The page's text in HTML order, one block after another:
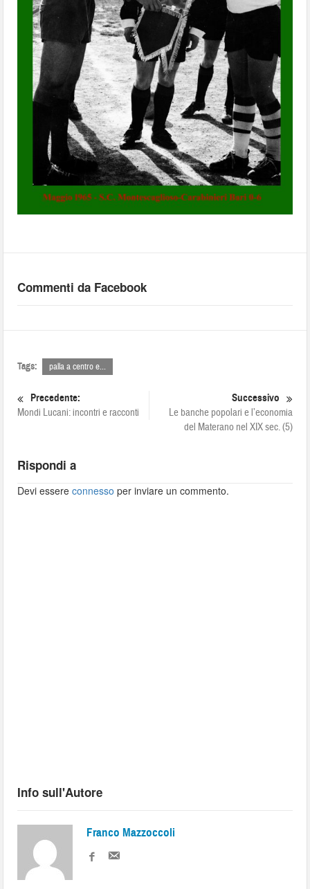
Commenti da Facebook
Tags: palla a centro e...
Precedente:
Mondi Lucani: incontri e racconti
Successivo
Le banche popolari e l’economia
del Materano nel XIX sec. (5)
Rispondi a
Devi essereconnesso per inviare un commento.
Info sull'Autore
Franco Mazzoccoli